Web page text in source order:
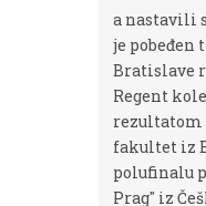
a nastavili
je
Bratislave
Regent
rezultatom
fakultet iz
polufinalu
Prag" iz